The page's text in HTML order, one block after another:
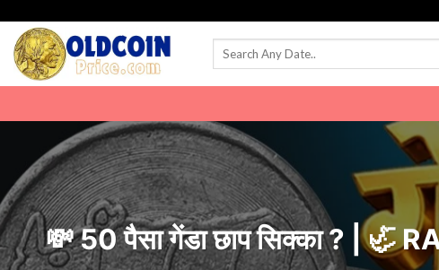
content
💸 50 पैसा गेंडा छाप सिक्का ? |